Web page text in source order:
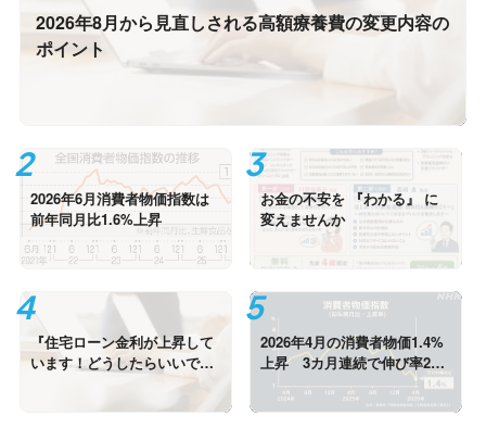
2026年8月から見直しされる高額療養費の変更内容の
ポイント
2026年6月消費者物価指数は
前年同月比1.6%上昇
お金の不安を 『わかる』 に
変えませんか
『住宅ローン金利が上昇して
います！どうしたらいいでし
2026年4月の消費者物価1.4%
上昇 3カ月連続で伸び率2%
割れ